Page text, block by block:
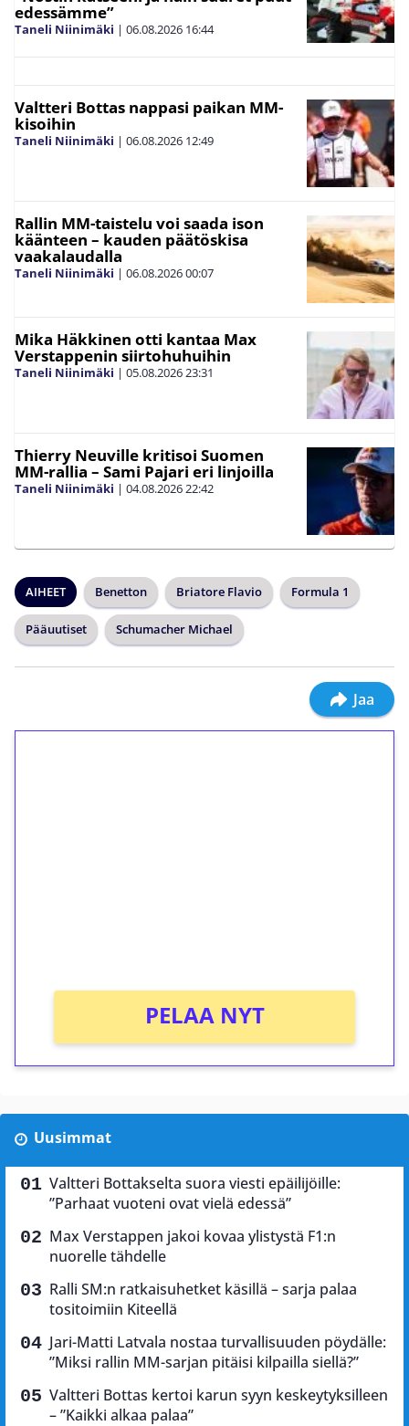
edessämme”
Taneli Niinimäki | 06.08.2026 16:44
Valtteri Bottas nappasi paikan MM-
kisoihin
Taneli Niinimäki | 06.08.2026 12:49
Rallin MM-taistelu voi saada ison
käänteen – kauden päätöskisa
vaakalaudalla
Taneli Niinimäki | 06.08.202600:07
Mika Häkkinen otti kantaa Max
Verstappenin siirtohuhuihin
Taneli Niinimäki | 05.08.202623:31
Thierry Neuville kritisoi Suomen
MM-rallia – Sami Pajari eri linjoilla
Taneli Niinimäki | 04.08.202622:42
AIHEET Benetton Briatore Flavio Formula 1
Pääuutiset Schumacher Michael
Jaa
PELAA NYT
Uusimmat
Valtteri Bottakselta suora viesti epäilijöille:
”Parhaat vuoteni ovat vielä edessä”
Max Verstappen jakoi kovaa ylistystä F1:n
nuorelle tähdelle
Ralli SM:n ratkaisuhetket käsillä – sarja palaa
tositoimiin Kiteellä
Jari-Matti Latvala nostaa turvallisuuden pöydälle:
”Miksi rallin MM-sarjan pitäisi kilpailla siellä?”
Valtteri Bottas kertoi karun syyn keskeytyksilleen
– ”Kaikki alkaa palaa”